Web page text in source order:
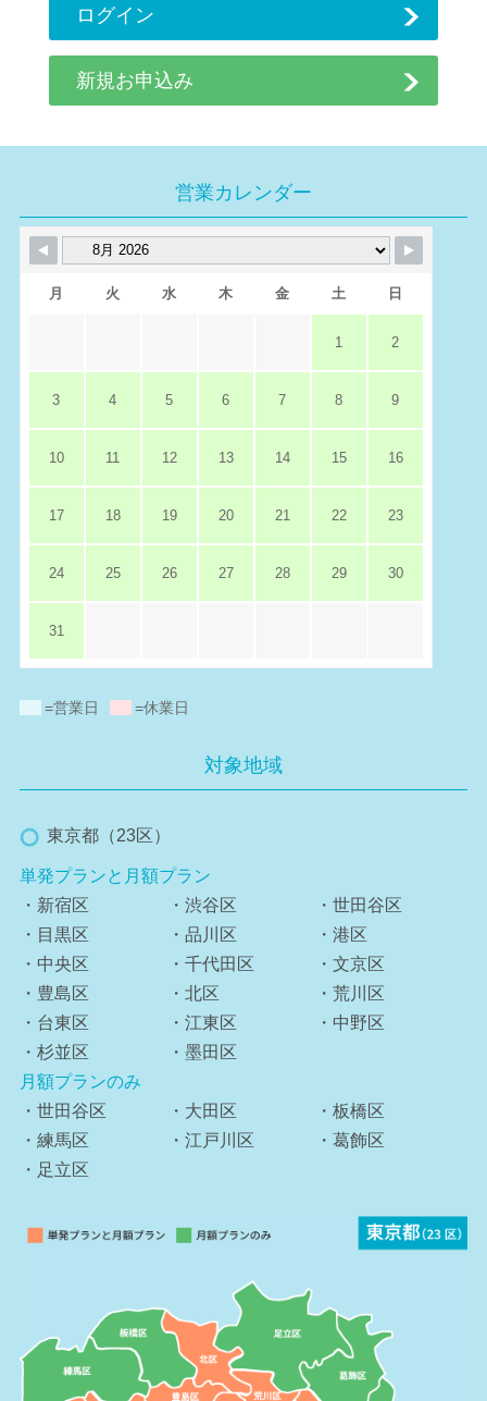
ログイン
新規お申込み
営業カレンダー
月 火 水 木 金 土 日
1 2
3 4 5 6 7 8 9
10 11 12 13 14 15 16
17 18 19 20 21 22 23
24 25 26 27 28 29 30
31
=営業日 =休業日
対象地域
東京都（23区）
単発プランと月額プラン
・新宿区
・渋谷区
・世田谷区
・目黒区
・品川区
・港区
・中央区
・千代田区
・文京区
・豊島区
・北区
・荒川区
・台東区
・江東区
・中野区
・杉並区
・墨田区
月額プランのみ
・世田谷区
・大田区
・板橋区
・練馬区
・江戸川区
・葛飾区
・足立区